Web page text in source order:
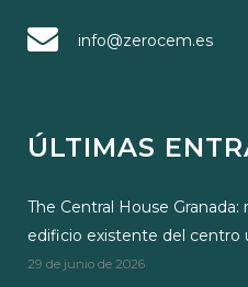
info@zerocem.es
ÚLTIMAS
The Central House
edificio existente del centro
29 de junio de 2026